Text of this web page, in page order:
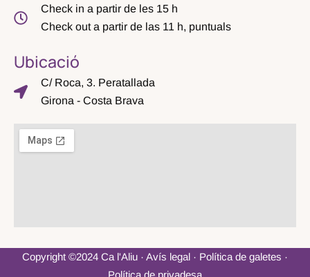
Check in a partir de les 15 h
Check out a partir de las 11 h, puntuals
Ubicació
C/ Roca, 3. Peratallada
Girona - Costa Brava
Copyright ©2024 Ca l'Aliu · Avís legal · Política de galetes ·